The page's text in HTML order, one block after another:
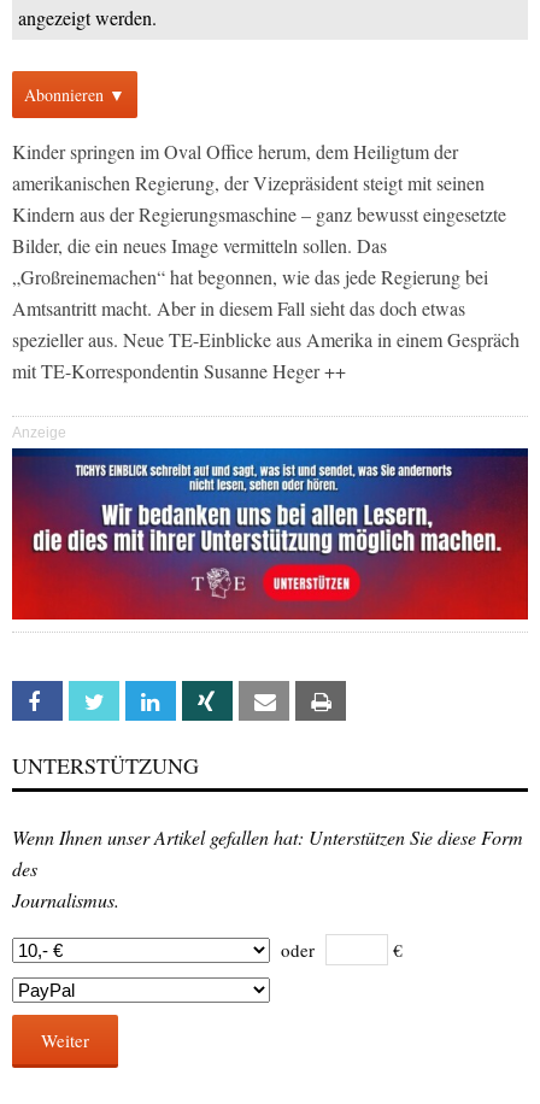
angezeigt werden.
Abonnieren ▼
Kinder springen im Oval Office herum, dem Heiligtum der
amerikanischen Regierung, der Vizepräsident steigt mit seinen
Kindern aus der Regierungsmaschine – ganz bewusst eingesetzte
Bilder, die ein neues Image vermitteln sollen. Das
„Großreinemachen“ hat begonnen, wie das jede Regierung bei
Amtsantritt macht. Aber in diesem Fall sieht das doch etwas
spezieller aus. Neue TE-Einblicke aus Amerika in einem Gespräch
mit TE-Korrespondentin Susanne Heger ++
Anzeige
Facebook Twitter Linkedin Xing Email
UNTERSTÜTZUNG
Wenn Ihnen unser Artikel gefallen hat: Unterstützen Sie diese Form
des
Journalismus.
oder €
Weiter